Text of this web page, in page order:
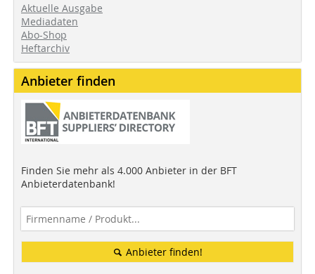
Aktuelle Ausgabe
Mediadaten
Abo-Shop
Heftarchiv
Anbieter finden
Finden Sie mehr als 4.000 Anbieter in der BFT
Anbieterdatenbank!
Anbieter finden!